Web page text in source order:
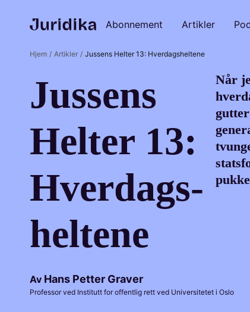
Abonnement Artikler
Hjem Artikler Jussens Helter 13: Hverdagsheltene
Jus­sens
Hel­ter 13:
Hver­dags­
hel­te­ne
Når
Av Hans Petter Graver
Professor ved Institutt for offentlig rett ved Universitetet i Oslo